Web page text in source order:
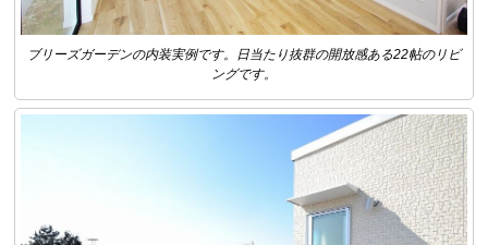
ブリーズガーデンの内装実例です。日当たり抜群の開放感ある22帖のリビ
ングです。